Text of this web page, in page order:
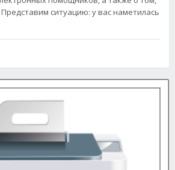
Представим ситуацию: у вас наметилась